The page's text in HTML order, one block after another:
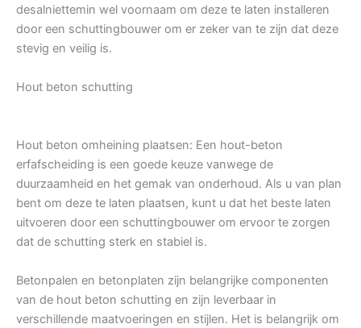
desalniettemin wel voornaam om deze te laten installeren
door een schuttingbouwer om er zeker van te zijn dat deze
stevig en veilig is.
Hout beton schutting
Hout beton omheining plaatsen: Een hout-beton
erfafscheiding is een goede keuze vanwege de
duurzaamheid en het gemak van onderhoud. Als u van plan
bent om deze te laten plaatsen, kunt u dat het beste laten
uitvoeren door een schuttingbouwer om ervoor te zorgen
dat de schutting sterk en stabiel is.
Betonpalen en betonplaten zijn belangrijke componenten
van de hout beton schutting en zijn leverbaar in
verschillende maatvoeringen en stijlen. Het is belangrijk om